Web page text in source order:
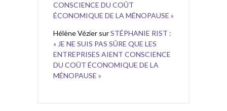
CONSCIENCE DU COÛT
ÉCONOMIQUE DE LA MÉNOPAUSE »
Hélène Vézier surSTÉPHANIE RIST :
« JE NE SUIS PAS SÛRE QUE LES
ENTREPRISES AIENT CONSCIENCE
DU COÛT ÉCONOMIQUE DE LA
MÉNOPAUSE »